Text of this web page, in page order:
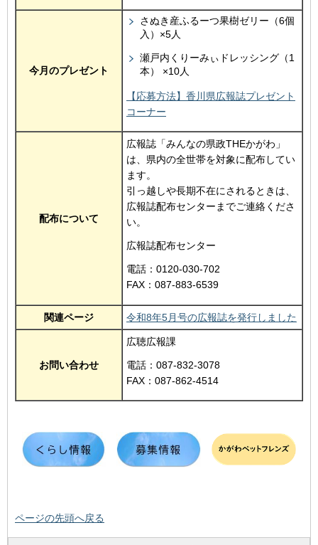
今月のプレゼント
さぬき産ふるーつ果樹ゼリー（6個
入）×5人
瀬戸内くりーみぃドレッシング（1
本） ×10人
【応募方法】香川県広報誌プレゼント
コーナー
配布について
広報誌「みんなの県政THEかがわ」
は、県内の全世帯を対象に配布してい
ます。
引っ越しや長期不在にされるときは、
広報誌配布センターまでご連絡くださ
い。
広報誌配布センター
電話：0120-030-702
FAX：087-883-6539
関連ページ 令和8年5月号の広報誌を発行しました
お問い合わせ
広聴広報課
電話：087-832-3078
FAX：087-862-4514
ページの先頭へ戻る